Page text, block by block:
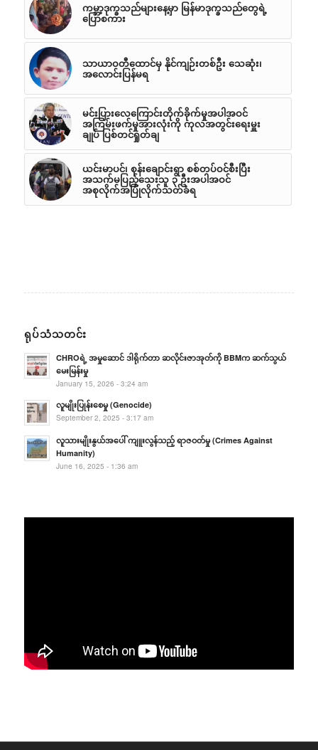
ကမ္ဘာ့ဒုက္ခသည်များနေ့မှာ မြန်မာဒုက္ခသည်တွေရဲ့
ပြောစကား
သာယာဝတီထောင်မှ နိုင်ကျဉ်းတစ်ဦး သေဆုံး၊
အလောင်းပြန်မရ
မင်းပြားလေကြောင်းတိုက်ခိုက်မှုအပါအဝင်
အကြမ်းဖက်မှုအားလုံးကို ကုလအတွင်းရေးမှူး
ချုပ် ပြစ်တင်ရှုတ်ချ
ယင်းမာပင်၊ စုန်းချောင်းရွာ စစ်တပ်ဝင်စီးပြီး
အသက်မပြည့်သေးသူ ၃ ဦးအပါအဝင်
အစုလိုက်အပြုံလိုက်သတ်ခံရ
ရုပ်သံသတင်း
CHROရဲ့ အမှုဆောင် ဒါရိုက်တာ ဆလိုင်းဇာအုတ်ကို BBMက ဆက်သွယ်
မေးမြန်းမှု
January 15, 2026 - 3:24 am
လူမျိုးပြုန်းစေမှု (Genocide)
September 2, 2025 - 3:17 am
လူသားမျိုးနွယ်အပေါ် ကျူးလွန်သည့် ရာဇဝတ်မှု (Crimes Against
Humanity)
June 16, 2025 - 1:36 am